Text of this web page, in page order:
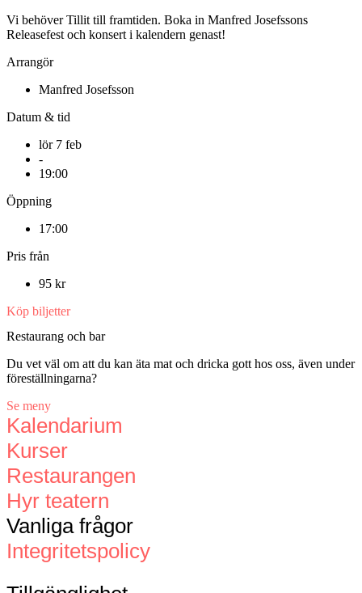
Vi behöver Tillit till framtiden. Boka in Manfred Josefssons
Releasefest och konsert i kalendern genast!
Arrangör
Manfred Josefsson
Datum & tid
lör 7 feb
-
19:00
Öppning
17:00
Pris från
95 kr
Köp biljetter
Restaurang och bar
Du vet väl om att du kan äta mat och dricka gott hos oss, även under
föreställningarna?
Se meny
Kalendarium
Kurser
Restaurangen
Hyr teatern
Vanliga frågor
Integritetspolicy